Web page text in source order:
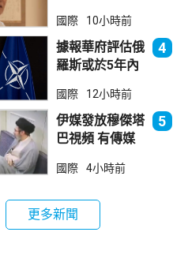
國際 10小時前
據報華府評估俄
羅斯或於5年內
北約集體防禦
4
國際 12小時前
伊媒發放穆傑塔
巴視頻 有傳媒
5
國際 4小時前
更多新聞